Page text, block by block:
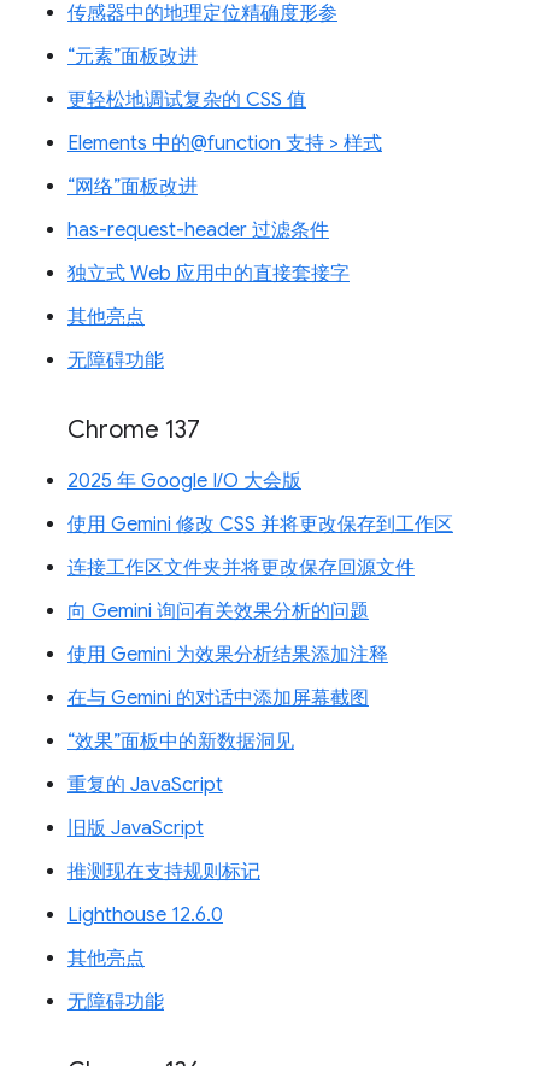
传感器中的地理定位精确度形参
“元素”面板改进
更轻松地调试复杂的 CSS 值
Elements 中的@function 支持 > 样式
“网络”面板改进
has-request-header 过滤条件
独立式 Web 应用中的直接套接字
其他亮点
无障碍功能
Chrome 137
2025 年 Google I/O 大会版
使用 Gemini 修改 CSS 并将更改保存到工作区
连接工作区文件夹并将更改保存回源文件
向 Gemini 询问有关效果分析的问题
使用 Gemini 为效果分析结果添加注释
在与 Gemini 的对话中添加屏幕截图
“效果”面板中的新数据洞见
重复的 JavaScript
旧版 JavaScript
推测现在支持规则标记
Lighthouse 12.6.0
其他亮点
无障碍功能